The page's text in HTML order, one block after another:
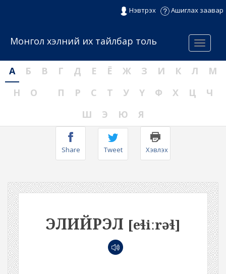
Нэвтрэх Ашиглах заавар
Menu
Монгол хэлний их тайлбар толь
А Б В Г Д Е Ё Ж З И К Л
М
Н
О П Р С Т У Ү Ф Х Ц
Ч
Ш
Э Ю Я
Share Tweet Хэвлэх
ЭЛИЙРЭЛ [eɬiːrəɬ]